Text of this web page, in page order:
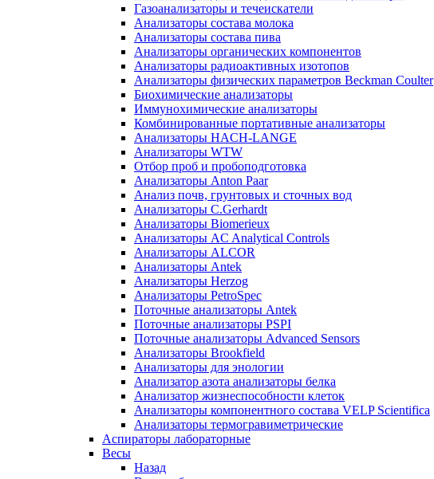
Газоанализаторы и течеискатели
Анализаторы состава молока
Анализаторы состава пива
Анализаторы органических компонентов
Анализаторы радиоактивных изотопов
Анализаторы физических параметров Beckman Coulter
Биохимические анализаторы
Иммунохимические анализаторы
Комбинированные портативные анализаторы
Анализаторы HACH-LANGE
Анализаторы WTW
Отбор проб и пробоподготовка
Анализаторы Anton Paar
Анализ почв, грунтовых и сточных вод
Анализаторы C.Gerhardt
Анализаторы Biomerieux
Анализаторы AC Analytical Controls
Анализаторы ALCOR
Анализаторы Antek
Анализаторы Herzog
Анализаторы PetroSpec
Поточные анализаторы Antek
Поточные анализаторы PSPI
Поточные анализаторы Advanced Sensors
Анализаторы Brookfield
Анализаторы для энологии
Анализатор азота анализаторы белка
Анализатор жизнеспособности клеток
Анализаторы компонентного состава VELP Scientifica
Анализаторы термогравиметрические
Аспираторы лабораторные
Весы
Назад